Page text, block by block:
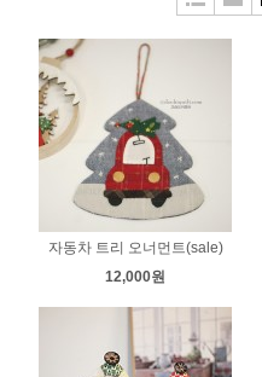
자동차 트리 오너먼트(sale)
12,000원